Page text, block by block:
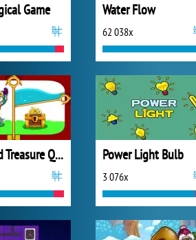
Game Water Flow
62 038x
Love and Treasure Quest Power Light Bulb
3 076x